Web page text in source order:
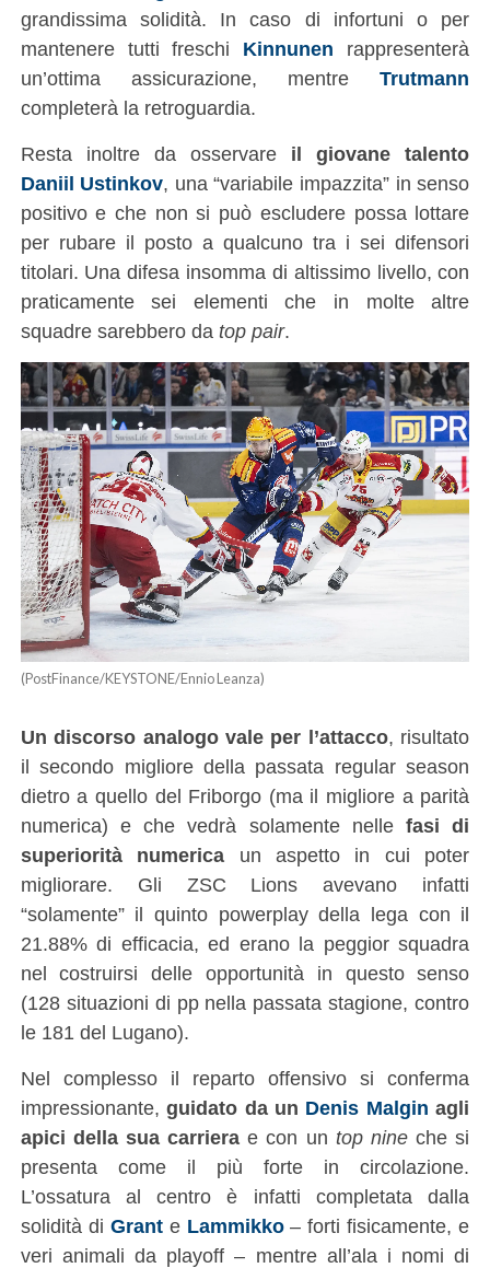
grandissima solidità. In caso di infortuni o per
mantenere tutti freschi Kinnunen rappresenterà
un’ottima assicurazione, mentreTrutmann
completerà la retroguardia.
Resta inoltre da osservare il giovane talento
Daniil Ustinkov, una “variabile impazzita” in senso
positivo e che non si può escludere possa lottare
per rubare il posto a qualcuno tra i sei difensori
titolari. Una difesa insomma di altissimo livello, con
praticamente sei elementi che in molte altre
squadre sarebbero da top pair.
(PostFinance/KEYSTONE/Ennio Leanza)
Un discorso analogo vale per l’attacco, risultato
il secondo migliore della passata regular season
dietro a quello del Friborgo (ma il migliore a parità
numerica) e che vedrà solamente nellefasi di
superiorità numerica un aspetto in cui poter
migliorare. Gli ZSC Lions avevano infatti
“solamente” il quinto powerplay della lega con il
21.88% di efficacia, ed erano la peggior squadra
nel costruirsi delle opportunità in questo senso
(128 situazioni di pp nella passata stagione, contro
le 181 del Lugano).
Nel complesso il reparto offensivo si conferma
impressionante,guidato da un Denis Malgin agli
apici della sua carriera e con un top nine che si
presenta come il più forte in circolazione.
L’ossatura al centro è infatti completata dalla
solidità di Grante Lammikko– forti fisicamente, e
veri animali da playoff – mentre all’ala i nomi di